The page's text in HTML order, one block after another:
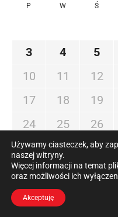
P W Ś
3
4 5
10
11 12
17
18 19
24
25 26
31
« lip
Używamy ciasteczek, aby
naszej witryny.
Więcej informacji na temat
oraz możliwości ich
Akceptuję